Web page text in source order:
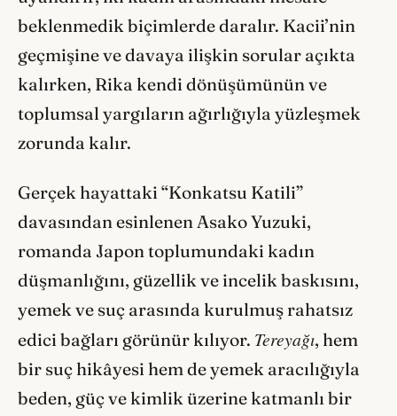
beklenmedik biçimlerde daralır. Kacii’nin
geçmişine ve davaya ilişkin sorular açıkta
kalırken, Rika kendi dönüşümünün ve
toplumsal yargıların ağırlığıyla yüzleşmek
zorunda kalır.
Gerçek hayattaki “Konkatsu Katili”
davasından esinlenen Asako Yuzuki,
romanda Japon toplumundaki kadın
düşmanlığını, güzellik ve incelik baskısını,
yemek ve suç arasında kurulmuş rahatsız
edici bağları görünür kılıyor. Tereyağı, hem
bir suç hikâyesi hem de yemek aracılığıyla
beden, güç ve kimlik üzerine katmanlı bir